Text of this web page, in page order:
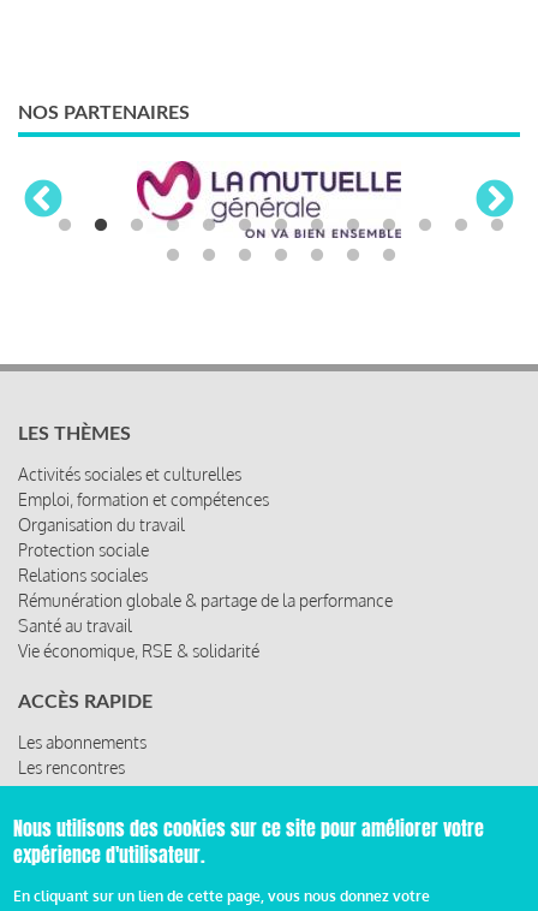
NOS PARTENAIRES
LES THÈMES
Activités sociales et culturelles
Emploi, formation et compétences
Organisation du travail
Protection sociale
Relations sociales
Rémunération globale & partage de la performance
Santé au travail
Vie économique, RSE & solidarité
ACCÈS RAPIDE
Les abonnements
Les rencontres
Les ressources
© 2019 Miroir Social - Réalisé parCafffeine
Nous utilisons des cookies sur ce site pour améliorer votre
expérience d'utilisateur.
En cliquant sur un lien de cette page, vous nous donnez votre